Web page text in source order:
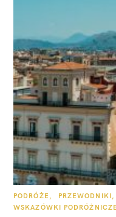
K
T
PODRÓŻE PRZEWODNIKI
WSKAZÓWKI PODRÓŻNICZE